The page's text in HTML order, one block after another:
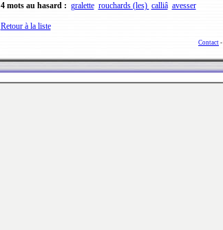
4 mots au hasard : gralette rouchards (les) calliâ avesser
Retour à la liste
Contact -